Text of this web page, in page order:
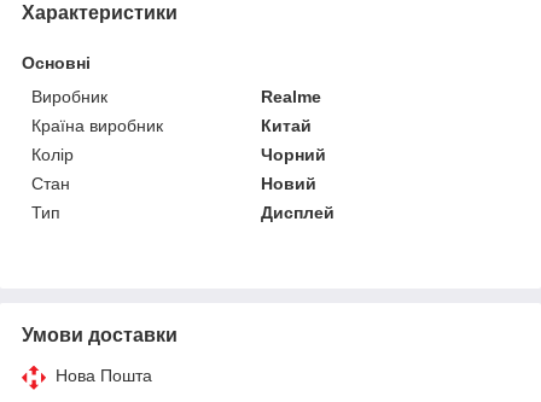
Характеристики
Основні
Виробник
Realme
Країна виробник
Китай
Колір
Чорний
Стан
Новий
Тип
Дисплей
Умови доставки
Нова Пошта